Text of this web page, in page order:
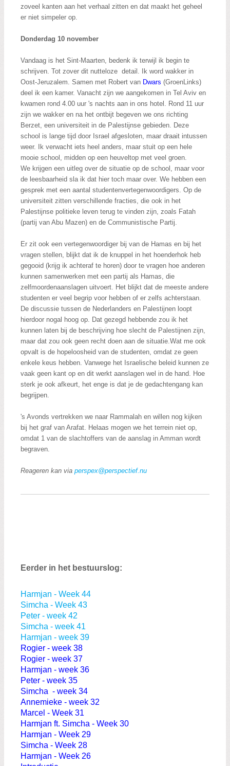
zoveel kanten aan het verhaal zitten en dat maakt het geheel
er niet simpeler op.
Donderdag 10 november
Vandaag is het Sint-Maarten, bedenk ik terwijl ik begin te
schrijven. Tot zover dit nutteloze detail. Ik word wakker in
Oost-Jeruzalem. Samen met Robert van Dwars (GroenLinks)
deel ik een kamer. Vanacht zijn we aangekomen in Tel Aviv en
kwamen rond 4.00 uur 's nachts aan in ons hotel. Rond 11 uur
zijn we wakker en na het ontbijt begeven we ons richting
Berzet, een universiteit in de Palestijnse gebieden. Deze
school is lange tijd door Israel afgesloten, maar draait intussen
weer. Ik verwacht iets heel anders, maar stuit op een hele
mooie school, midden op een heuveltop met veel groen.
We krijgen een uitleg over de situatie op de school, maar voor
de leesbaarheid sla ik dat hier toch maar over. We hebben een
gesprek met een aantal studentenvertegenwoordigers. Op de
universiteit zitten verschillende fracties, die ook in het
Palestijnse politieke leven terug te vinden zijn, zoals Fatah
(partij van Abu Mazen) en de Communistische Partij.
Er zit ook een vertegenwoordiger bij van de Hamas en bij het
vragen stellen, blijkt dat ik de knuppel in het hoenderhok heb
gegooid (krijg ik achteraf te horen) door te vragen hoe anderen
kunnen samenwerken met een partij als Hamas, die
zelfmoordenaanslagen uitvoert. Het blijkt dat de meeste andere
studenten er veel begrip voor hebben of er zelfs achterstaan.
De discussie tussen de Nederlanders en Palestijnen loopt
hierdoor nogal hoog op. Dat gezegd hebbende zou ik het
kunnen laten bij de beschrijving hoe slecht de Palestijnen zijn,
maar dat zou ook geen recht doen aan de situatie.Wat me ook
opvalt is de hopeloosheid van de studenten, omdat ze geen
enkele keus hebben. Vanwege het Israelische beleid kunnen ze
vaak geen kant op en dit werkt aanslagen wel in de hand. Hoe
sterk je ook afkeurt, het enge is dat je de gedachtengang kan
begrijpen.
's Avonds vertrekken we naar Rammalah en willen nog kijken
bij het graf van Arafat. Helaas mogen we het terrein niet op,
omdat 1 van de slachtoffers van de aanslag in Amman wordt
begraven.
Reageren kan via perspex@perspectief.nu
Eerder in het bestuurslog:
Harmjan - Week 44
Simcha - Week 43
Peter - week 42
Simcha - week 41
Harmjan - week 39
Rogier - week 38
Rogier - week 37
Harmjan - week 36
Peter - week 35
Simcha - week 34
Annemieke - week 32
Marcel - Week 31
Harmjan ft. Simcha - Week 30
Harmjan - Week 29
Simcha - Week 28
Harmjan - Week 26